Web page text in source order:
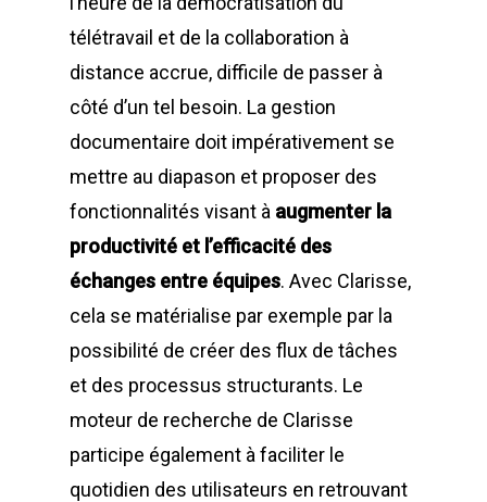
télétravail et de la collaboration à
distance accrue, difficile de passer à
côté d’un tel besoin. La gestion
documentaire doit impérativement se
mettre au diapason et proposer des
fonctionnalités visant à augmenter la
productivité et l’efficacité des
échanges entre équipes. Avec Clarisse,
cela se matérialise par exemple par la
possibilité de créer des flux de tâches
et des processus structurants. Le
moteur de recherche de Clarisse
participe également à faciliter le
quotidien des utilisateurs en retrouvant